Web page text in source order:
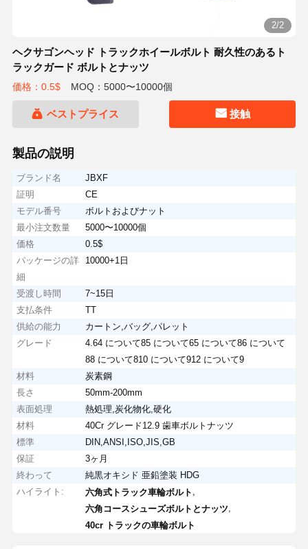
2/2
ヘクサゴンヘッド トラックホイールボルト 耐久性のあるト
ラックガード ボルトとナッツ
価格：0.5$ MOQ：5000〜10000個
ベストプライス 接触
製品の説明
ブランド名
JBXF
証明
CE
モデル番号
ボルトおよびナット
最小注文数量
5000〜10000個
価格
0.5$
パッケージの詳
細
10000+1日
受渡し時間
7~15日
支払条件
TT
供給の能力
カートン,バッグ,パレット
グレード
4.64 について85 について65 について86 について
88 について810 について912 について9
材料
炭素鋼
長さ
50mm-200mm
表面処理
熱処理,炭化物化,硬化
材料
40Cr グレード12.9 歯車ボルトナッツ
標準
DIN,ANSI,ISO,JIS,GB
保証
3ヶ月
終わって
純黒オキシド 亜鉛塗装 HDG
ハイライト:
六角式トラック車輪ボルト
六角コースシューズボルトとナッツ
40cr トラックの車輪ボルト